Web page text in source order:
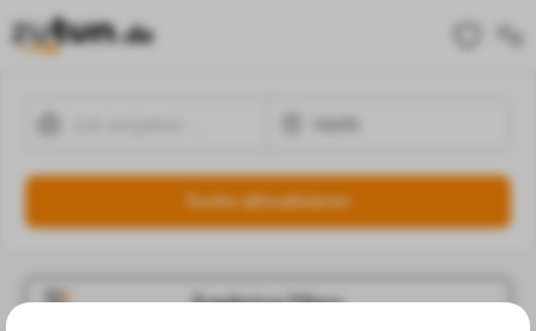
Suche aktualisieren
Ergebnisse Filtern